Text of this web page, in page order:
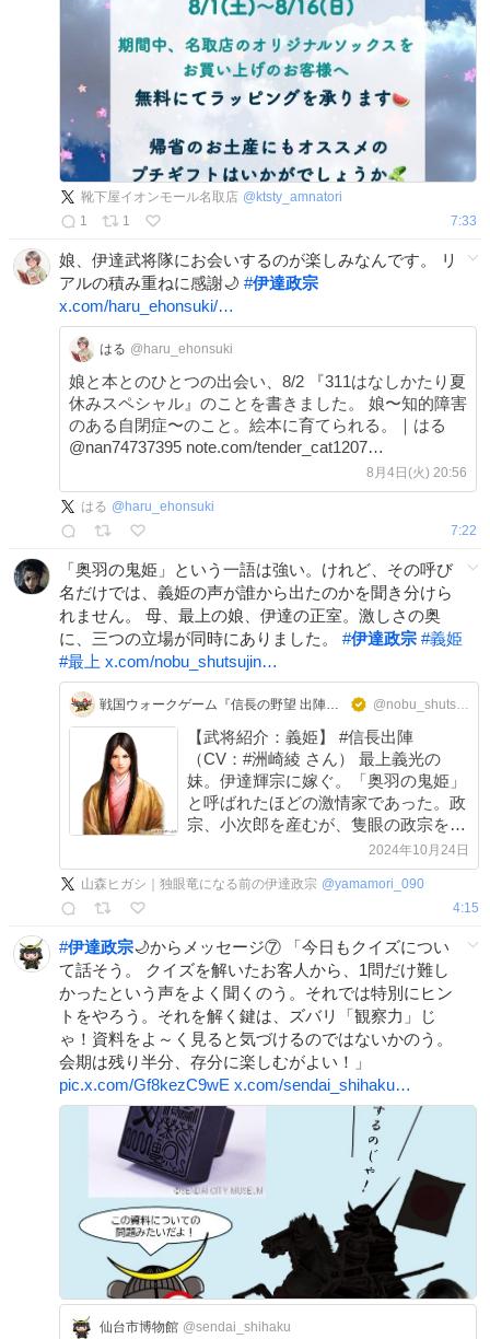
靴下屋イオンモール名取店 @ ktsty_amnatori
1
1 7:33
娘、伊達武将隊にお会いするのが楽しみなんです。 リ
アルの積み重ねに感謝🌙 #伊達政宗
x.com/haru_ehonsuki/…
はる @haru_ehonsuki
娘と本とのひとつの出会い、8/2 『311はなしかたり夏
休みスペシャル』のことを書きました。 娘〜知的障害
のある自閉症〜のこと。絵本に育てられる。｜はる
@nan74737395 note.com/tender_cat1207…
8月4日(火) 20:56
はる @ haru_ehonsuki
7:22
「奥羽の鬼姫」という一語は強い。けれど、その呼び
名だけでは、義姫の声が誰から出たのかを聞き分けら
れません。 母、最上の娘、伊達の正室。激しさの奥
に、三つの立場が同時にありました。 #伊達政宗 #義姫
#最上 x.com/nobu_shutsujin…
戦国ウォークゲーム『信長の野望 出陣』公式 @nobu_shutsujin
【武将紹介：義姫】 #信長出陣
（CV：#洲崎綾 さん） 最上義光の
妹。伊達輝宗に嫁ぐ。「奥羽の鬼姫」
と呼ばれたほどの激情家であった。政
宗、小次郎を産むが、隻眼の政宗を忌
み嫌い、毒殺を試みたこともある。
2024年10月24日
山森ヒガシ｜独眼竜になる前の伊達政宗 @yamamori_090
4:15
#伊達政宗🌙からメッセージ⑦ 「今日もクイズについ
て話そう。 クイズを解いたお客人から、1問だけ難し
かったという声をよく聞くのう。それでは特別にヒン
トをやろう。それを解く鍵は、ズバリ「観察力」じ
ゃ！資料をよ～く見ると気づけるのではないかのう。
会期は残り半分、存分に楽しむがよい！」
pic.x.com/Gf8kezC9wE x.com/sendai_shihaku…
仙台市博物館 @sendai_shihaku